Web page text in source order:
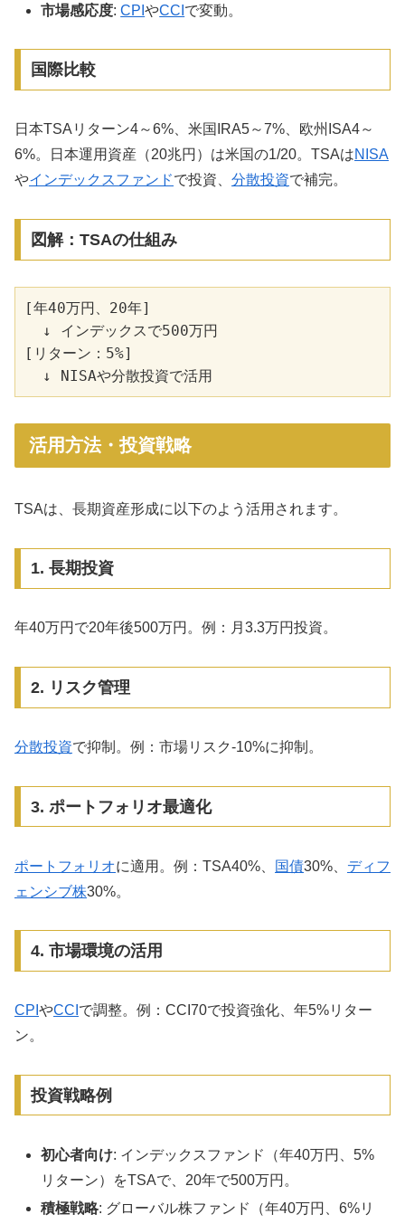
市場感応度:CPIやCCI で変動。
国際比較
日本TSAリターン4～6%、米国IRA5～7%、欧州ISA4～
6%。日本運用資産（20兆円）は米国の1/20。TSAはNISA
やインデックスファンドで投資、 分散投資で補完。
図解：TSAの仕組み
[年40万円、20年]
  ↓ インデックスで500万円
[リターン：5%]
活用方法・投資戦略
TSAは、長期資産形成に以下のよう活用されます。
1. 長期投資
年40万円で20年後500万円。例：月3.3万円投資。
2. リスク管理
分散投資で抑制。例：市場リスク-10%に抑制。
3. ポートフォリオ最適化
ポートフォリオに適用。例：TSA40%、 国債30%、 ディフ
ェンシブ株30%。
4. 市場環境の活用
CPI やCCI で調整。例：CCI70で投資強化、年5%リター
ン。
投資戦略例
初心者向け: インデックスファンド（年40万円、5%
リターン）をTSAで、20年で500万円。
積極戦略: グローバル株ファンド（年40万円、6%リ